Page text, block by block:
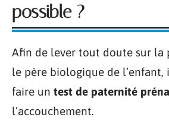
possible ?
Afin de lever tout doute sur la
le père biologique de l’enfant,
faire un test de paternité
l’accouchement.